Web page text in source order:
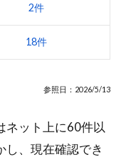
2件
18件
参照日：2026/5/13
ネット上に60件以
し、現在確認でき